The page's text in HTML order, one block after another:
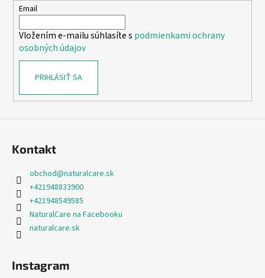
Email
Vložením e-mailu súhlasíte s podmienkami ochrany
osobných údajov
PRIHLÁSIŤ SA
Kontakt
obchod@naturalcare.sk
+421948833900
+421948549585
NaturalCare na Facebooku
naturalcare.sk
Instagram